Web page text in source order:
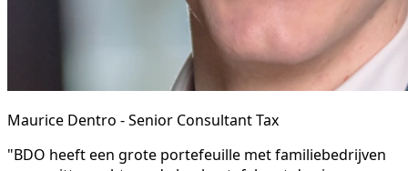
Maurice Dentro - Senior Consultant Tax
"BDO heeft een grote portefeuille met familiebedrijven